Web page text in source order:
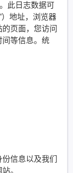
此日志数据可
）地址，浏览器
页面，您访问
间等信息。统
信息以及我们
。